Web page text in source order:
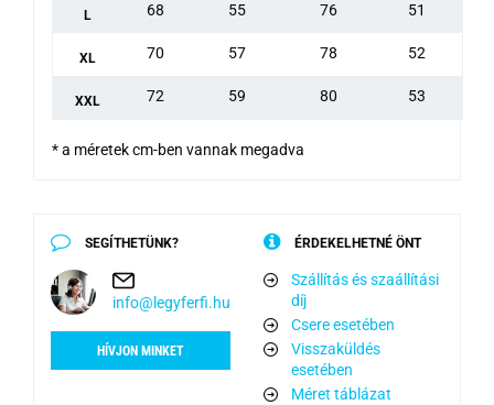
L 68 55 76 51
XL 70 57 78 52
XXL 72 59 80 53
* a méretek cm-ben vannak megadva
SEGÍTHETÜNK?
info@legyferfi.hu
HÍVJON MINKET
ÉRDEKELHETNÉ ÖNT
Szállítás és szaállítási
díj
Csere esetében
Visszaküldés
esetében
Méret táblázat